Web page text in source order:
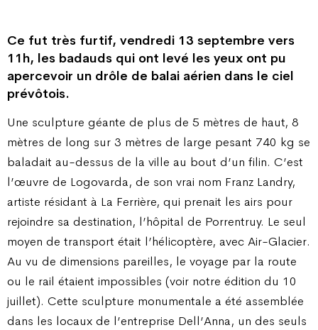
Ce fut très furtif, vendredi 13 septembre vers
11h, les badauds qui ont levé les yeux ont pu
apercevoir un drôle de balai aérien dans le ciel
prévôtois.
Une sculpture géante de plus de 5 mètres de haut, 8
mètres de long sur 3 mètres de large pesant 740 kg se
baladait au-dessus de la ville au bout d’un filin. C’est
l’œuvre de Logovarda, de son vrai nom Franz Landry,
artiste résidant à La Ferrière, qui prenait les airs pour
rejoindre sa destination, l’hôpital de Porrentruy. Le seul
moyen de transport était l’hélicoptère, avec Air-Glacier.
Au vu de dimensions pareilles, le voyage par la route
ou le rail étaient impossibles (voir notre édition du 10
juillet). Cette sculpture monumentale a été assemblée
dans les locaux de l’entreprise Dell’Anna, un des seuls